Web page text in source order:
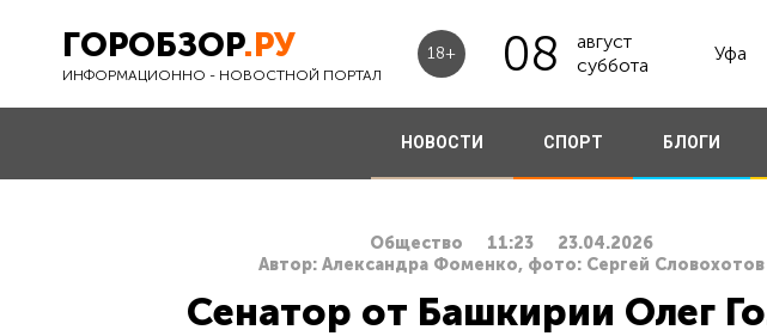
ГОРОБЗОР.РУ
ИНФОРМАЦИОННО - НОВОСТНОЙ ПОРТАЛ
18+ 08
август
суббота
Уфа
НОВОСТИ СПОРТ БЛОГИ
Общество 11:23
23.04.2026
Автор: Александра Фоменко, фото: Сергей Словохотов
Сенатор от Башкирии Олег